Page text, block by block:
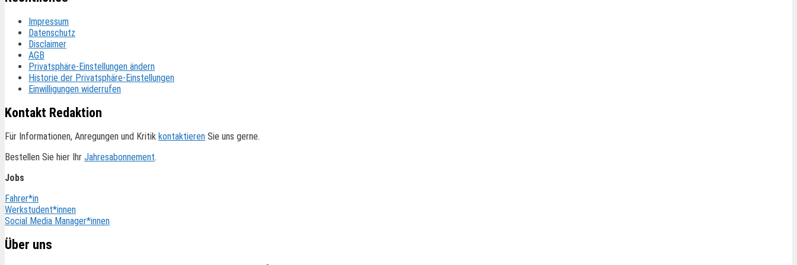
Impressum
Datenschutz
Disclaimer
AGB
Privatsphäre-Einstellungen ändern
Historie der Privatsphäre-Einstellungen
Einwilligungen widerrufen
Kontakt Redaktion
Für Informationen, Anregungen und Kritik kontaktieren Sie uns gerne.
Bestellen Sie hier Ihr Jahresabonnement.
Jobs
Fahrer*in
Werkstudent*innen
Social Media Manager*innen
Über uns